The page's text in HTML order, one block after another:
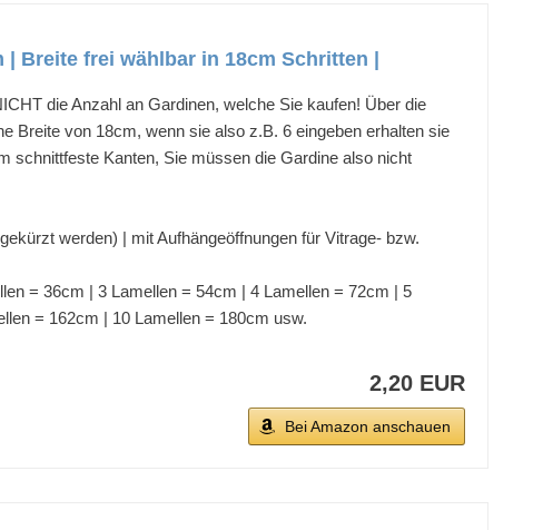
Breite frei wählbar in 18cm Schritten |
die Anzahl an Gardinen, welche Sie kaufen! Über die
Breite von 18cm, wenn sie also z.B. 6 eingeben erhalten sie
schnittfeste Kanten, Sie müssen die Gardine also nicht
werden) | mit Aufhängeöffnungen für Vitrage- bzw.
= 36cm | 3 Lamellen = 54cm | 4 Lamellen = 72cm | 5
= 162cm | 10 Lamellen = 180cm usw.
2,20 EUR
Bei Amazon anschauen